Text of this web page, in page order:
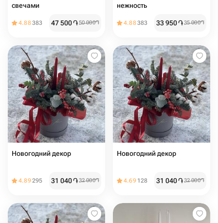
свечами
4.88383 47 500֏50 000֏
нежность
4.88383 33 950֏35 000֏
Новогодний декор
4.89295 31 040֏32 000֏
Новогодний декор
4.69 128 31 040֏32 000֏